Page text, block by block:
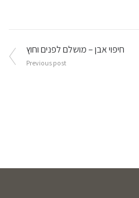
חיפוי אבן – מושלם לפנים וחוץ
Previous post